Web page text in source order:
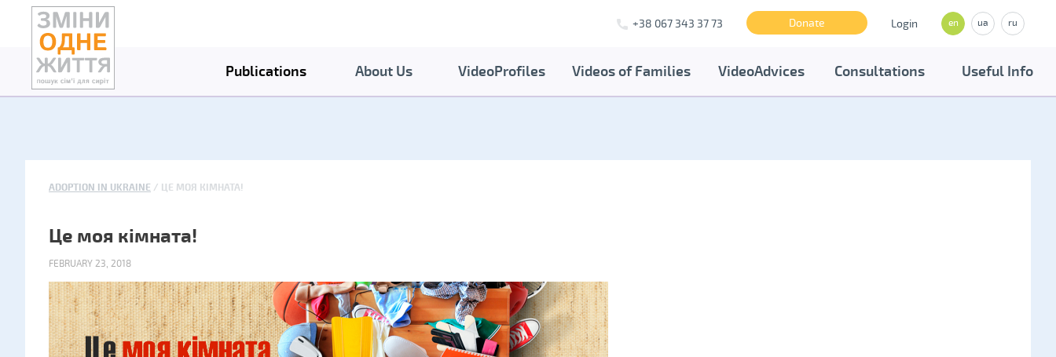
+38 067 343 37 73 Donate Login en ua ru
Publications About Us VideoProfiles Videos of Families VideoAdvices Consultations Useful Info
ADOPTION IN UKRAINE ЦЕ МОЯ КІМНАТА!
Це моя кімната!
FEBRUARY 23, 2018